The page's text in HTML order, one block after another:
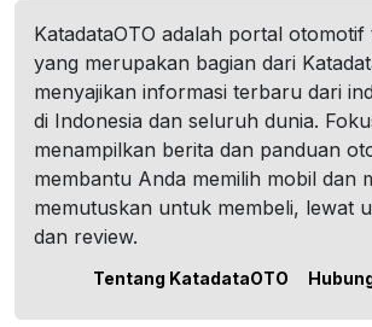
KatadataOTO adalah portal otomotif
yang merupakan bagian dari
menyajikan informasi terbaru dari
di Indonesia dan seluruh dunia.
menampilkan berita dan panduan
membantu Anda memilih mobil dan
memutuskan untuk membeli, lewat
dan review.
Tentang KatadataOTO